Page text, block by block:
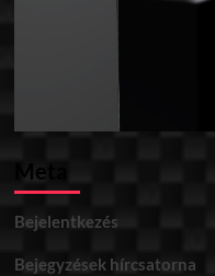
Meta
Bejelentkezés
Bejegyzések hírcsatorna